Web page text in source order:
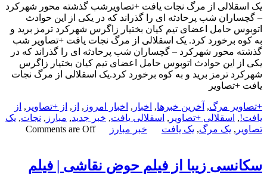
یک اسقلالی از مرگ نجات یافت +تصاویرشب گذشته محور شهرکرد
– گچساران شب پرحادثه ای را گذراند که در یکی از این حوادث
اتوبوس حامل اعضای تیم کیان بختیار زاگرس شهرکرد ترمز برید و
به کوه برخورد کرد. یک اسقلالی از مرگ نجات یافت +تصاویر شب
گذشته محور شهرکرد – گچساران شب پرحادثه ای را گذراند که در
یکی از این حوادث اتوبوس حامل اعضای تیم کیان بختیار زاگرس
شهرکرد ترمز برید و به کوه برخورد کرد.یک اسقلالی از مرگ نجات
یافت +تصاویر
+تصاویر مرگ, آخرین خبرها, اخبار , اخبار امروز , از , از +تصاویر , از
یافت!, اسقلالی +تصاویر , اسقلالی یافت, خبر جدید, مبارز , نجات, یک
تصاویر , یک مرگ, یک یافت خبر مبارز Comments are Off
سکانسی زیبا از فیلم حوض نقاشی | فیلم